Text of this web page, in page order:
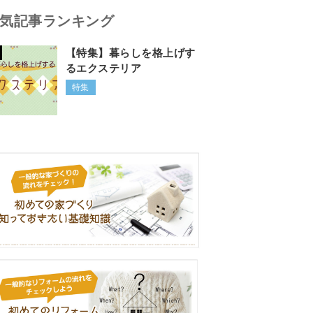
記事ランキング
【特集】暮らしを格上げす
るエクステリア
特集